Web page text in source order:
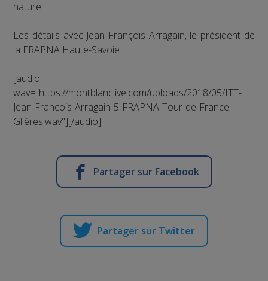
nature.
Les détails avec Jean François Arragain, le président de
la FRAPNA Haute-Savoie.
[audio
wav="https://montblanclive.com/uploads/2018/05/ITT-
Jean-Francois-Arragain-5-FRAPNA-Tour-de-France-
Glières.wav"][/audio]
Partager sur Facebook
Partager sur Twitter